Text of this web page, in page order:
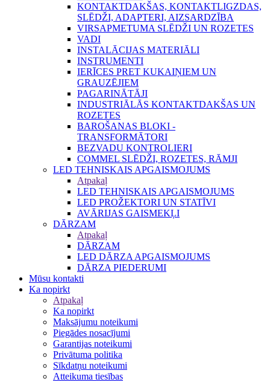
KONTAKTDAKŠAS, KONTAKTLIGZDAS,
SLĒDŽI, ADAPTERI, AIZSARDZĪBA
VIRSAPMETUMA SLĒDŽI UN ROZETES
VADI
INSTALĀCIJAS MATERIĀLI
INSTRUMENTI
IERĪCES PRET KUKAIŅIEM UN
GRAUZĒJIEM
PAGARINĀTĀJI
INDUSTRIĀLĀS KONTAKTDAKŠAS UN
ROZETES
BAROŠANAS BLOKI -
TRANSFORMĀTORI
BEZVADU KONTROLIERI
COMMEL SLĒDŽI, ROZETES, RĀMJI
LED TEHNISKAIS APGAISMOJUMS
Atpakaļ
LED TEHNISKAIS APGAISMOJUMS
LED PROŽEKTORI UN STATĪVI
AVĀRIJAS GAISMEKĻI
DĀRZAM
Atpakaļ
DĀRZAM
LED DĀRZA APGAISMOJUMS
DĀRZA PIEDERUMI
Mūsu kontakti
Ka nopirkt
Atpakaļ
Ka nopirkt
Maksājumu noteikumi
Piegādes nosacījumi
Garantijas noteikumi
Privātuma politika
Sīkdatņu noteikumi
Atteikuma tiesības